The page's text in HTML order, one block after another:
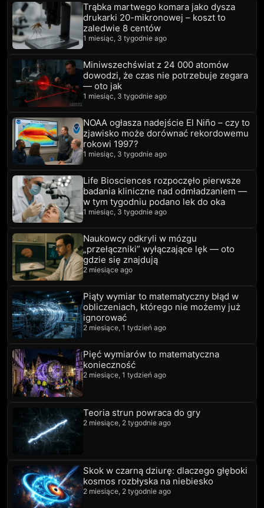
Trąbka martwego komara jako dysza
drukarki 20-mikronowej – koszt to
zaledwie 8 centów
1 miesiąc, 3 tygodnie ago
Miniwszechświat z 24 000 atomów
dowodzi, że czas nie potrzebuje zegara
— oto jak
1 miesiąc, 3 tygodnie ago
NOAA ogłasza nadejście El Niño – czy to
zjawisko może dorównać rekordowemu
rokowi 1997?
1 miesiąc, 3 tygodnie ago
Life Biosciences rozpoczęło pierwsze
badania kliniczne nad odmładzaniem —
w tym tygodniu podano lek do oka
1 miesiąc, 3 tygodnie ago
Naukowcy odkryli w mózgu
„przełączniki” wyłączające lęk — oto
gdzie się znajdują
2 miesiące ago
Piąty wymiar to matematyczny błąd w
obliczeniach, którego nie możemy już
ignorować
2 miesiące, 1 tydzień ago
Pięć wymiarów to matematyczna
konieczność
2 miesiące, 1 tydzień ago
Teoria strun powraca do gry
2 miesiące, 2 tygodnie ago
Skok w czarną dziurę: dlaczego głęboki
kosmos rozbłyska na niebiesko
2 miesiące, 2 tygodnie ago